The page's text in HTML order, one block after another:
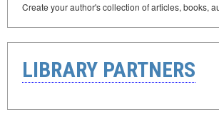
Create your author's collection of articles, books,
LIBRARY PARTNERS